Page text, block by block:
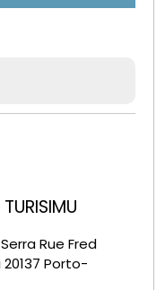
Rue Fred
Porto-